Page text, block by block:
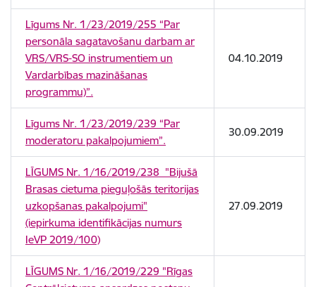
Līgums Nr. 1/23/2019/255 “Par
personāla sagatavošanu darbam ar
VRS/VRS-SO instrumentiem un
Vardarbības mazināšanas
programmu)”.
04.10.2019
Līgums Nr. 1/23/2019/239 “Par
moderatoru pakalpojumiem”.
30.09.2019
LĪGUMS Nr. 1/16/2019/238 "Bijušā
Brasas cietuma pieguļošās teritorijas
uzkopšanas pakalpojumi"
(iepirkuma identifikācijas numurs
IeVP 2019/100)
27.09.2019
LĪGUMS Nr. 1/16/2019/229 "Rīgas